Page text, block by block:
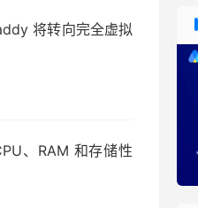
将转向完全虚拟
、RAM 和存储性